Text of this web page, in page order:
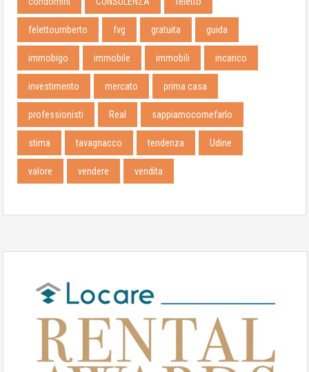
felettoumberto fvg gratuita guida
immobigo immobile immobili incarico
investimento mercato prima casa
professionisti Real sappiamocomefarlo
stima tavagnacco tendenza Udine
valore vendere vendita